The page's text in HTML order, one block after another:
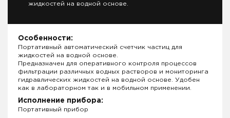
жидкостей на водной основе.
Особенности:
Портативный автоматический счетчик частиц для
жидкостей на водной основе.
Предназначен для оперативного контроля процессов
фильтрации различных водных растворов и мониторинга
гидравлических жидкостей на водной основе. Удобен
как в лабораторном так и в мобильном применении.
Исполнение прибора:
Портативный прибор